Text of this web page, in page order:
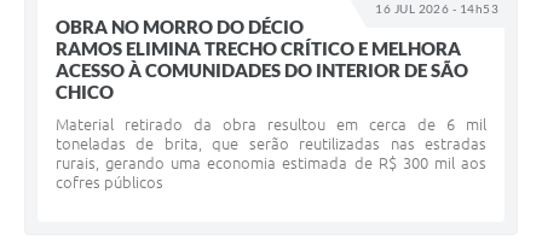
16 JUL 2026 - 14h53
OBRA NO MORRO DO DÉCIO
RAMOS ELIMINA TRECHO CRÍTICO E MELHORA
ACESSO À COMUNIDADES DO INTERIOR DE SÃO
CHICO
Material retirado da obra resultou em cerca de 6 mil
toneladas de brita, que serão reutilizadas nas estradas
rurais, gerando uma economia estimada de R$ 300 mil aos
cofres públicos